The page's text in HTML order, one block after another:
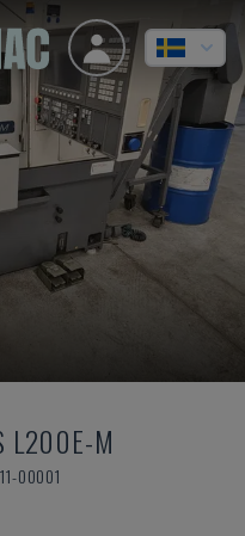
L200E-M
00001